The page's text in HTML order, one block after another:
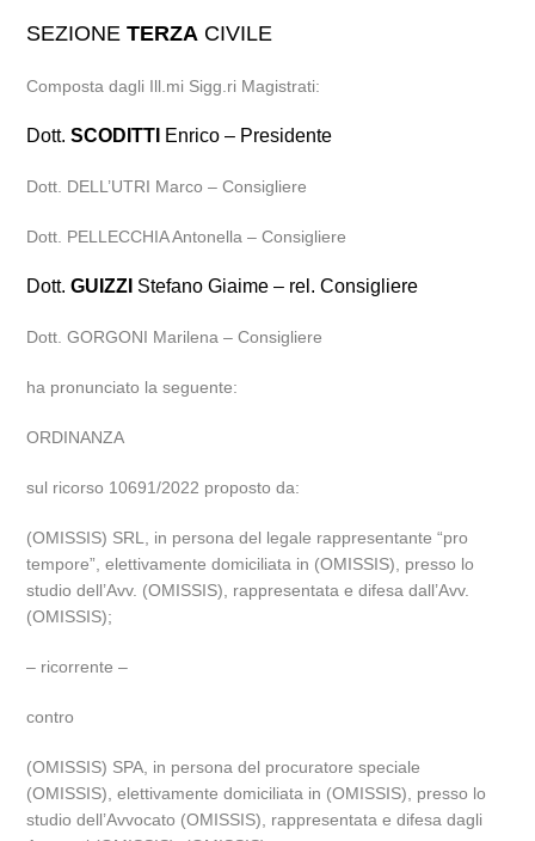
SEZIONETERZA CIVILE
Composta dagli Ill.mi Sigg.ri Magistrati:
Dott.SCODITTI Enrico – Presidente
Dott. DELL’UTRI Marco – Consigliere
Dott. PELLECCHIA Antonella – Consigliere
Dott.GUIZZI Stefano Giaime – rel. Consigliere
Dott. GORGONI Marilena – Consigliere
ha pronunciato la seguente:
ORDINANZA
sul ricorso 10691/2022 proposto da:
(OMISSIS) SRL, in persona del legale rappresentante “pro
tempore”, elettivamente domiciliata in (OMISSIS), presso lo
studio dell’Avv. (OMISSIS), rappresentata e difesa dall’Avv.
(OMISSIS);
– ricorrente –
contro
(OMISSIS) SPA, in persona del procuratore speciale
(OMISSIS), elettivamente domiciliata in (OMISSIS), presso lo
studio dell’Avvocato (OMISSIS), rappresentata e difesa dagli